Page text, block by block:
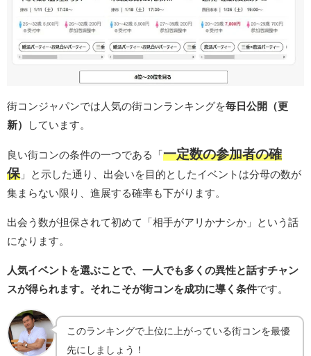
街コンジャパンでは人気の街コンランキングを毎日公開（更
新）
しています。
良い街コンの条件の一つである「一定数の参加者の確
保 」と示した通り、出会いを目的としたイベントは分母の数が
集まらない限り、進展する確率も下がります。
出会う数が担保されて初めて「相手がアリかナシか」という話
になります。
人気イベントを選ぶことで、一人でも多くの異性と話すチャン
スが得られます。それこそが街コンを成功に導く条件です。
このランキングで上位に上がっている街コンを最優
先にしましょう！